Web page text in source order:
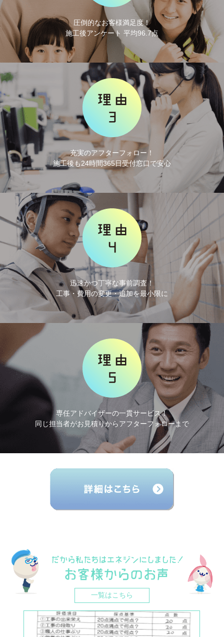
圧倒的なお客様満足度！
施工後アンケート 平均96.7点
充実のアフターフォロー！
施工後も24時間365日受付窓口で安心
迅速かつ丁寧な事前調査！
工事・費用の変更・追加を最小限に
専任アドバイザーの一貫サービス！
同じ担当者がお見積りからアフターフォローまで
一覧はこちら